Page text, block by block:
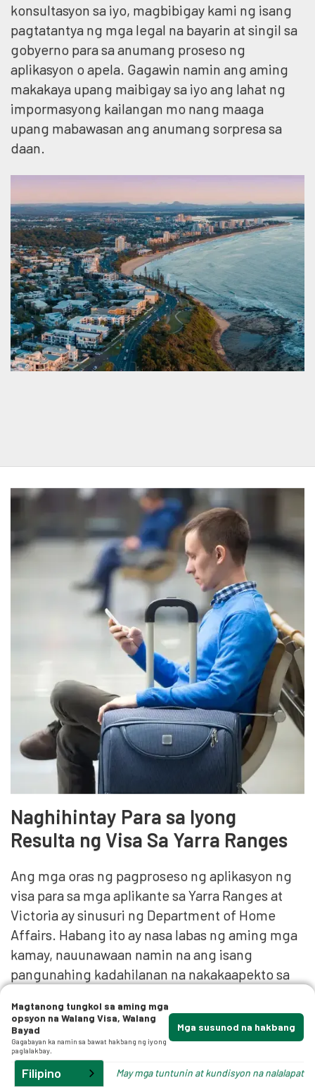
konsultasyon sa iyo, magbibigay kami ng isang
pagtatantya ng mga legal na bayarin at singil sa
gobyerno para sa anumang proseso ng
aplikasyon o apela. Gagawin namin ang aming
makakaya upang maibigay sa iyo ang lahat ng
impormasyong kailangan mo nang maaga
upang mabawasan ang anumang sorpresa sa
daan.
Naghihintay Para sa Iyong
Resulta ng Visa Sa Yarra Ranges
Ang mga oras ng pagproseso ng aplikasyon ng
visa para sa mga aplikante sa Yarra Ranges at
Victoria ay sinusuri ng Department of Home
Affairs. Habang ito ay nasa labas ng aming mga
kamay, nauunawaan namin na ang isang
pangunahing kadahilanan na nakakaapekto sa
isang visa ay maaaring nakasalalay sa uri ng
subclass ng visa na iyong inaaplayan, ang dami
ng mga kamakailang aplikasyon, ang lakas ng
ebidensya na iyong inilalahad, at marami pa.
Magtanong tungkol sa aming mga
opsyon na Walang Visa, Walang
Bayad
Gagabayan ka namin sa bawat hakbang ng iyong
paglalakbay.
Mga susunod na hakbang
May mga tuntunin at kundisyon na nalalapat
Filipino